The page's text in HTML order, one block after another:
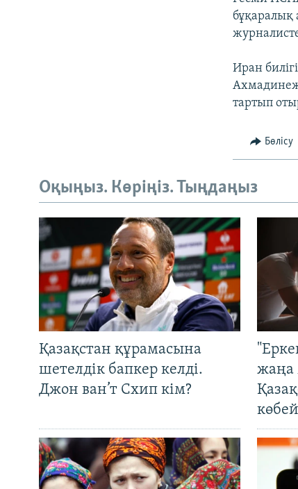
бұқаралық
Иран
тартып
Бөлісу
Оқыңыз. Көріңіз. Тыңдаңыз
Қазақстан құрамасына
шетелдік бапкер келді.
Джон ван’т Схип кім?
жаңа